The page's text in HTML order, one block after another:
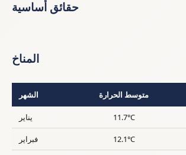
حقائق أساسية
المناخ
الشهر متوسط الحرارة
يناير 11.7°C
فبراير 12.1°C